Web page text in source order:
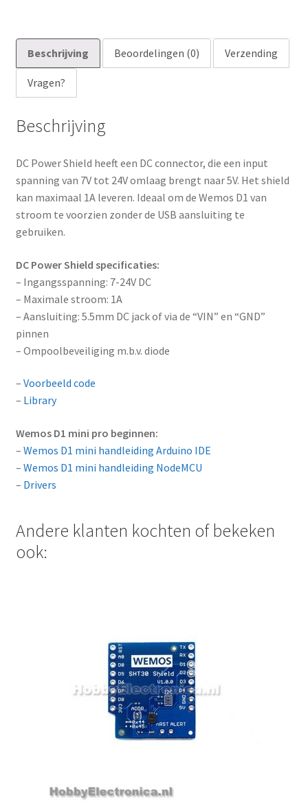
Beschrijving Beoordelingen (0) Verzending
Vragen?
Beschrijving
DC Power Shield heeft een DC connector, die een input
spanning van 7V tot 24V omlaag brengt naar 5V. Het shield
kan maximaal 1A leveren. Ideaal om de Wemos D1 van
stroom te voorzien zonder de USB aansluiting te
gebruiken.
DC Power Shield specificaties:
– Ingangsspanning: 7-24V DC
– Maximale stroom: 1A
– Aansluiting: 5.5mm DC jack of via de “VIN” en “GND”
pinnen
– Ompoolbeveiliging m.b.v. diode
– Voorbeeld code
– Library
Wemos D1 mini pro beginnen:
– Wemos D1 mini handleiding Arduino IDE
– Wemos D1 mini handleiding NodeMCU
– Drivers
Andere klanten kochten of bekeken
ook: